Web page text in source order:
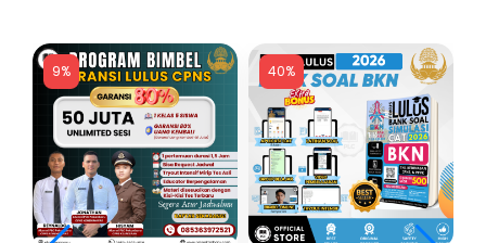
9% 40%